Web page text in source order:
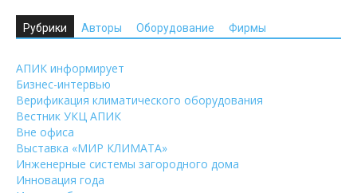
Рубрики Авторы Оборудование Фирмы
АПИК информирует
Бизнес-интервью
Верификация климатического оборудования
Вестник УКЦ АПИК
Вне офиса
Выставка «МИР КЛИМАТА»
Инженерные системы загородного дома
Инновация года